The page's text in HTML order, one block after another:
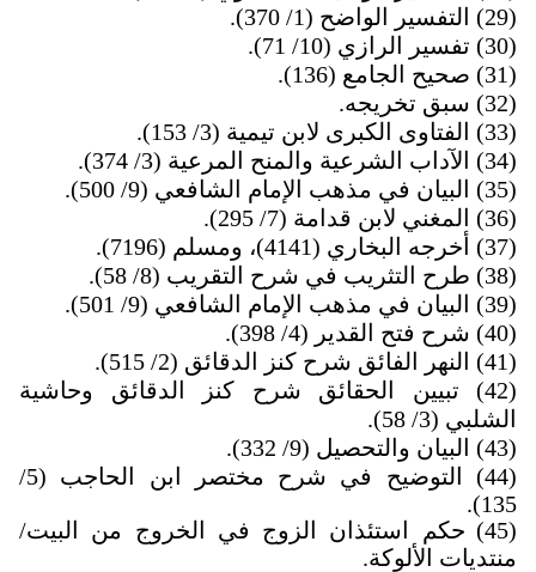
(29)
التفسير الواضح (1/ 370).
(30)
تفسير الرازي (10/ 71).
(31)
صحيح الجامع (136).
(32)
سبق تخريجه.
(33)
الفتاوى الكبرى لابن تيمية (3/ 153).
(34)
الآداب الشرعية والمنح المرعية (3/ 374).
(35)
البيان في مذهب الإمام الشافعي (9/ 500).
(36)
المغني لابن قدامة (7/ 295)
.
(37)
أخرجه البخاري (4141)، ومسلم (7196).
(38)
طرح التثريب في شرح التقريب (8/ 58).
(39)
البيان في مذهب الإمام الشافعي (9/ 501).
(40)
شرح فتح القدير (4/ 398).
(41)
النهر الفائق شرح كنز الدقائق (2/ 515).
(42)
تبيين الحقائق شرح كنز الدقائق وحاشية
الشلبي (3/ 58).
(43)
البيان والتحصيل (9/ 332).
(44)
التوضيح في شرح مختصر ابن الحاجب (5/
135).
(45)
حكم استئذان الزوج في الخروج من البيت/
منتديات الألوكة.